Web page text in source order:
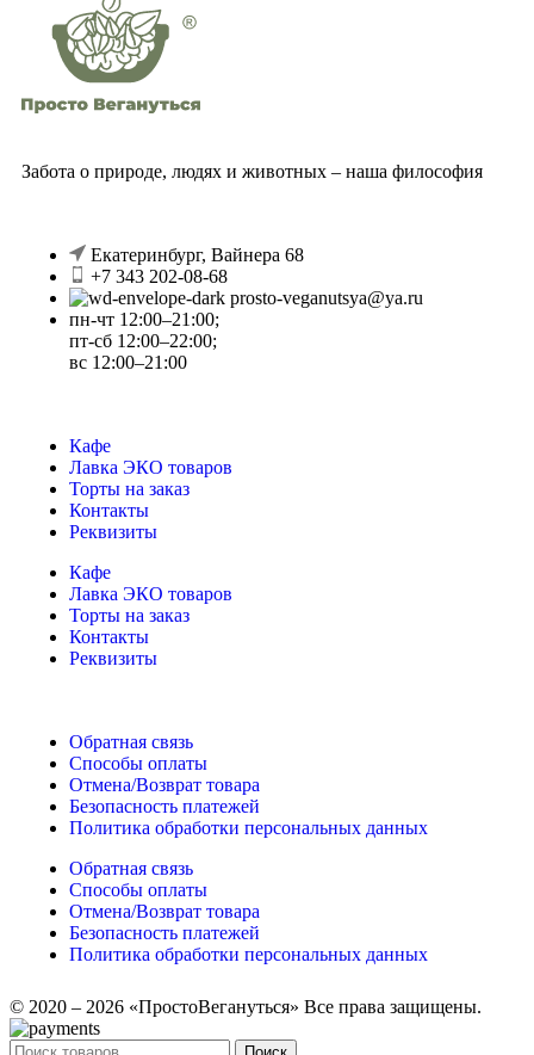
Забота о природе, людях и животных – наша философия
Екатеринбург, Вайнера 68
+7 343 202-08-68
prosto-veganutsya@ya.ru
пн-чт 12:00–21:00;
пт-сб 12:00–22:00;
вс 12:00–21:00
Кафе
Лавка ЭКО товаров
Торты на заказ
Контакты
Реквизиты
Кафе
Лавка ЭКО товаров
Торты на заказ
Контакты
Реквизиты
Обратная связь
Способы оплаты
Отмена/Возврат товара
Безопасность платежей
Политика обработки персональных данных
Обратная связь
Способы оплаты
Отмена/Возврат товара
Безопасность платежей
Политика обработки персональных данных
© 2020 – 2026 «ПростоВегануться» Все права защищены.